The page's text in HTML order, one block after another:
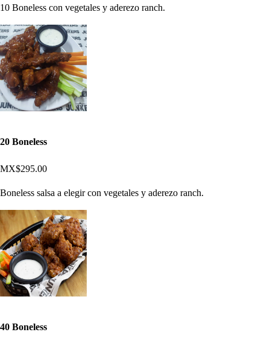
10 Boneless con vegetales y aderezo ranch.
20 Boneless
MX$295.00
Boneless salsa a elegir con vegetales y aderezo ranch.
40 Boneless